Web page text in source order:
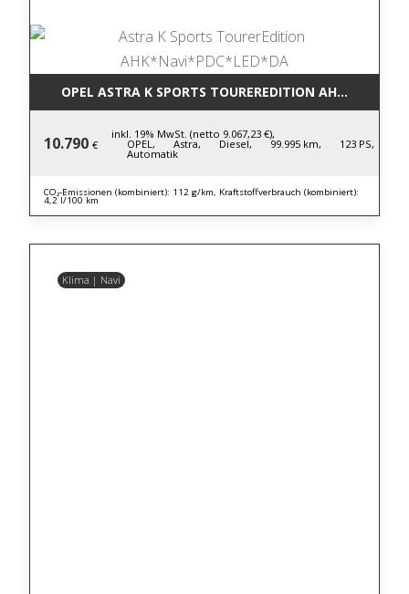
OPEL ASTRA K SPORTS TOUREREDITION
10.790 €
inkl. 19% MwSt. (netto 9.067,23 €),
OPEL, Astra, Diesel, 99.995 km, 123 PS,
Automatik
CO₂-Emissionen (kombiniert): 112 g/km, Kraftstoffverbrauch (kombiniert):
4,2 l/100 km
Klima | Navi